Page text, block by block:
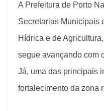
A Prefeitura de Porto
Secretarias Municipais
Hídrica e de
segue avançando com
Já, uma das principais
fortalecimento da zona